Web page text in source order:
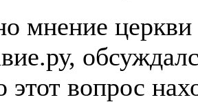
мнение
этот вопрос